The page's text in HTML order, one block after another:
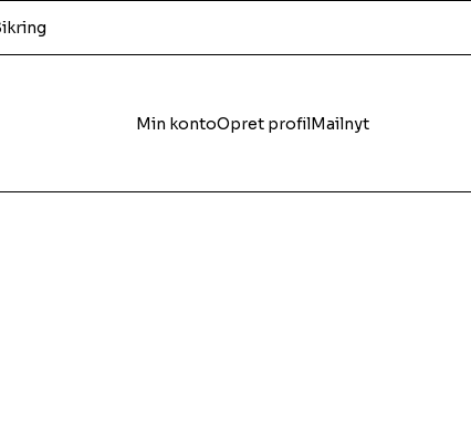
Min kontoOpret profilMailnyt